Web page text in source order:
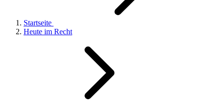
Startseite
Heute im Recht